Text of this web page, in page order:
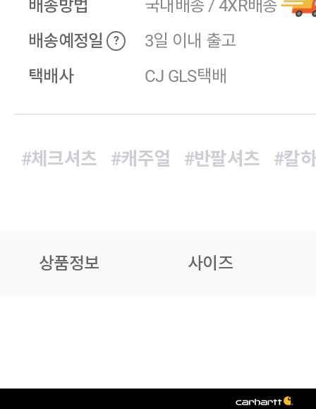
배송방법
국내배송 / 4XR배송
배송예정일
?
3일 이내 출고
택배사
CJ GLS택배
#체크셔츠 #캐주얼 #반팔셔츠 #칼
상품정보 사이즈